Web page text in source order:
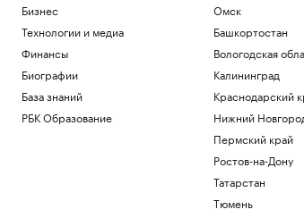
Бизнес
Технологии и медиа
Финансы
Биографии
База знаний
РБК Образование
Омск
Башкортостан
Вологодская
Калининград
Краснодарский
Нижний
Пермский край
Ростов-на-Дону
Татарстан
Тюмень